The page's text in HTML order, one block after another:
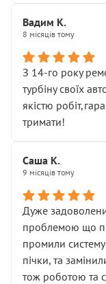
Вадим К.
8 місяців тому
З 14-го року
турбіну своїх
якістю
тримати!
Саша К.
9 місяців тому
Дуже
проблемою що
промили
пічки, та
тож роботою та